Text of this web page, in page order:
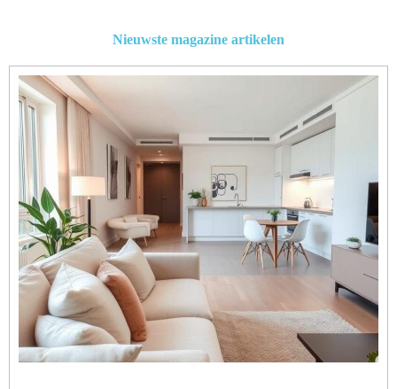
Nieuwste magazine artikelen